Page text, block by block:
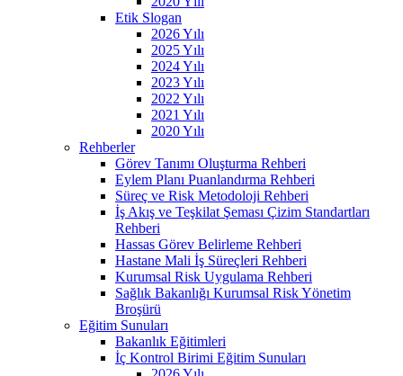
Etik Slogan
2026 Yılı
2025 Yılı
2024 Yılı
2023 Yılı
2022 Yılı
2021 Yılı
2020 Yılı
Rehberler
Görev Tanımı Oluşturma Rehberi
Eylem Planı Puanlandırma Rehberi
Süreç ve Risk Metodoloji Rehberi
İş Akış ve Teşkilat Şeması Çizim Standartları
Rehberi
Hassas Görev Belirleme Rehberi
Hastane Mali İş Süreçleri Rehberi
Kurumsal Risk Uygulama Rehberi
Sağlık Bakanlığı Kurumsal Risk Yönetim
Broşürü
Eğitim Sunuları
Bakanlık Eğitimleri
İç Kontrol Birimi Eğitim Sunuları